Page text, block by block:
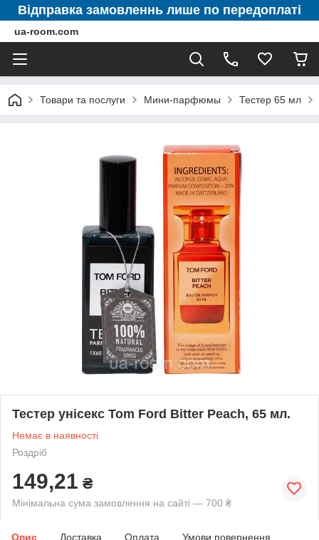
Відправка замовленнь лише по передоплаті
ua-room.com
Товари та послуги Мини-парфюмы Тестер 65 мл
Тестер унісекс Tom Ford Bitter Peach, 65 мл.
Немає в наявності
Роздріб
149,21 ₴
Мінімальна сума замовлення на сайті — 700 ₴
Опис Доставка Оплата Умови повернення